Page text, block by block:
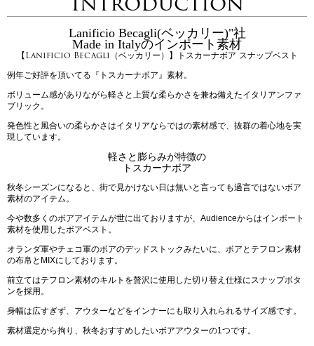
Lanificio Becagli(ベッカリー)"社
Made in Italyのインポート素材
【Lanificio Becagli（ベッカリー）】トスカーナボア スナップベスト
例年ご好評を頂いてる『トスカーナボア』素材。
ボリューム感がありながら軽さと上質な柔らかさを兼ね備えたイタリアンファ
ブリック。
発色性と風合いの柔らかさはイタリアならではの素材感で、抜群の着心地を実
現しています。
軽さと膨らみが特徴の
トスカーナボア
秋冬シーズンになると、街で見かけない日は無いと言っても過言ではないボア
素材のアイテム。
今や数多くのボアアイテムが世に出ておりますが、Audienceからはインポート
素材を使用したボアベスト。
オランダ軍やチェコ軍のボアのデッドストックみたいに、ボアとテフロン素材
の布帛とMIXにしております。
前立てはテフロン素材のキルトを贅沢に使用した切り替え仕様にスナップボタ
ンを採用。
身幅は広すぎず、アウターなどをインナーにも取り入れられるサイズ感です。
素材選定から拘り、秋冬おすすめしたいボアアウターの1つです。